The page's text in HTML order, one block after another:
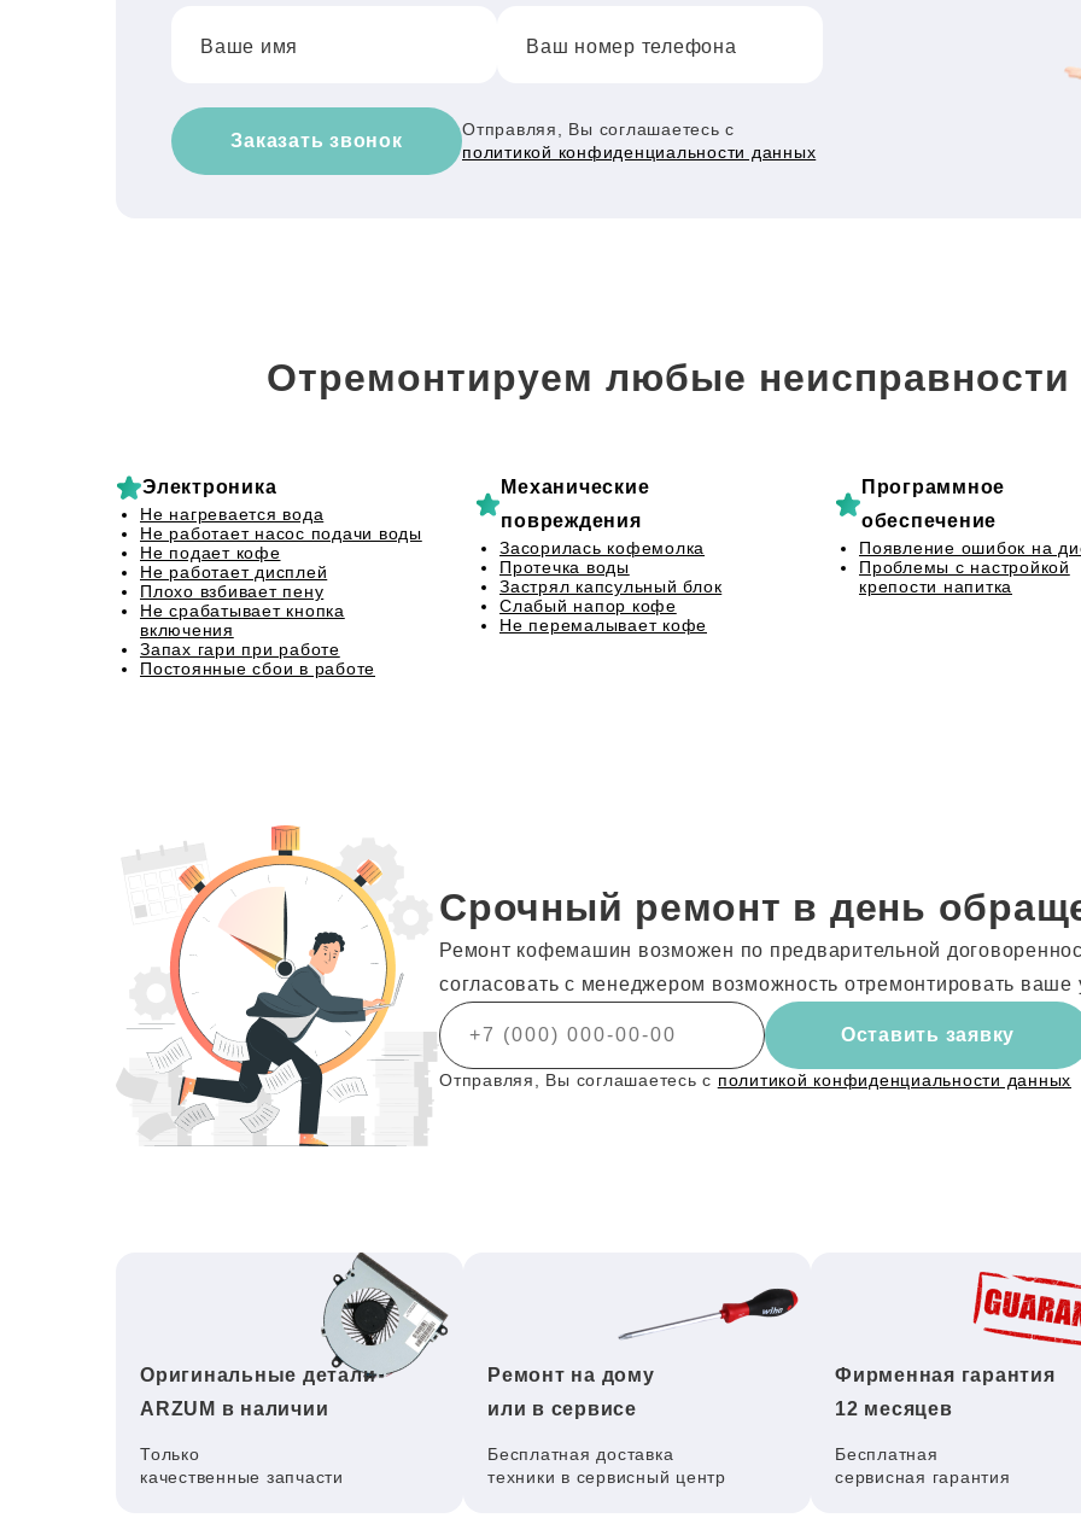
Ваше имя Ваш номер телефона
Заказать звонок
Отправляя, Вы соглашаетесь с
политикой конфиденциальности данных
Отремонтируем любые
Электроника
Не нагревается вода
Не работает насос подачи воды
Не подает кофе
Не работает дисплей
Плохо взбивает пену
Не срабатывает кнопка
включения
Запах гари при работе
Постоянные сбои в работе
Механические
повреждения
Засорилась кофемолка
Протечка воды
Застрял капсульный блок
Слабый напор кофе
Не перемалывает кофе
Программное
обеспечение
Появление ошибок на
Проблемы с настройкой
крепости напитка
Срочный ремонт в день
Ремонт кофемашин возможен по предварительной
согласовать с менеджером возможность отремонтировать ваше
Оставить заявку
Отправляя, Вы соглашаетесь с политикой конфиденциальности данных
Оригинальные детали
ARZUM в наличии
Только
качественные запчасти
Ремонт на дому
или в сервисе
Бесплатная доставка
техники в сервисный центр
Фирменная гарантия
12 месяцев
Бесплатная
сервисная гарантия